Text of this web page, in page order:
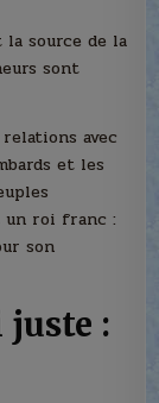
source de la
sont
avec
et les
un roi franc :
son
juste :